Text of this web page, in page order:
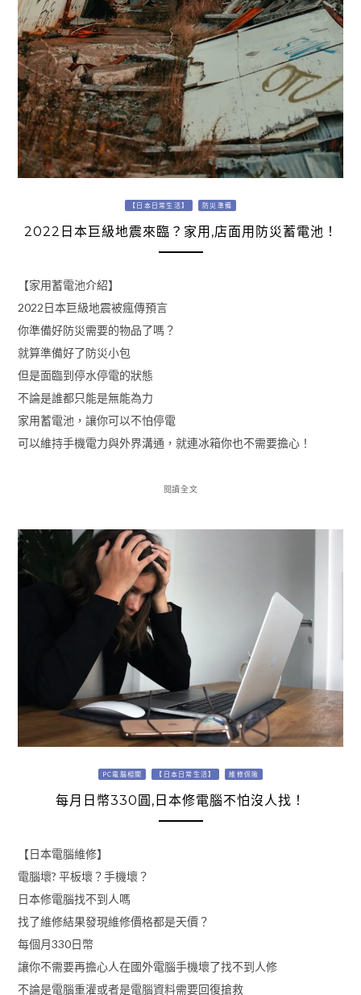
【日本日常生活】 防災準備
2022日本巨級地震來臨？家用,店面用防災蓄電池！
【家用蓄電池介紹】
2022日本巨級地震被瘋傳預言
你準備好防災需要的物品了嗎？
就算準備好了防災小包
但是面臨到停水停電的狀態
不論是誰都只能是無能為力
家用蓄電池，讓你可以不怕停電
可以維持手機電力與外界溝通，就連冰箱你也不需要擔心！
閱讀全文
PC電腦相關 【日本日常生活】 維修保險
每月日幣330圓,日本修電腦不怕沒人找！
【日本電腦維修】
電腦壞? 平板壞？手機壞？
日本修電腦找不到人嗎
找了維修結果發現維修價格都是天價？
每個月330日幣
讓你不需要再擔心人在國外電腦手機壞了找不到人修
不論是電腦重灌或者是電腦資料需要回復搶救